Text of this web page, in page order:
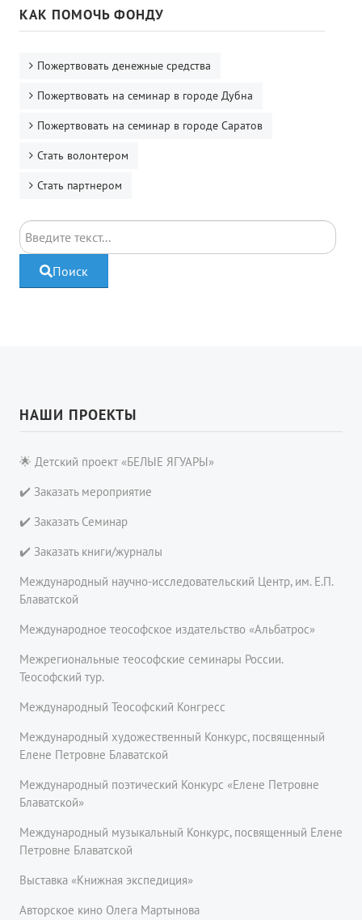
КАК ПОМОЧЬ ФОНДУ
Пожертвовать денежные средства
Пожертвовать на семинар в городе Дубна
Пожертвовать на семинар в городе Саратов
Стать волонтером
Стать партнером
Поиск
Поиск
НАШИ ПРОЕКТЫ
🌟 Детский проект «БЕЛЫЕ ЯГУАРЫ»
✔️ Заказать мероприятие
✔️ Заказать Семинар
✔️ Заказать книги/журналы
Международный научно-исследовательский Центр, им. Е.П.
Блаватской
Международное теософское издательство «Альбатрос»
Межрегиональные теософские семинары России.
Теософский тур.
Международный Теософский Конгресс
Международный художественный Конкурс, посвященный
Елене Петровне Блаватской
Международный поэтический Конкурс «Елене Петровне
Блаватской»
Международный музыкальный Конкурс, посвященный Елене
Петровне Блаватской
Выставка «Книжная экспедиция»
Авторское кино Олега Мартынова